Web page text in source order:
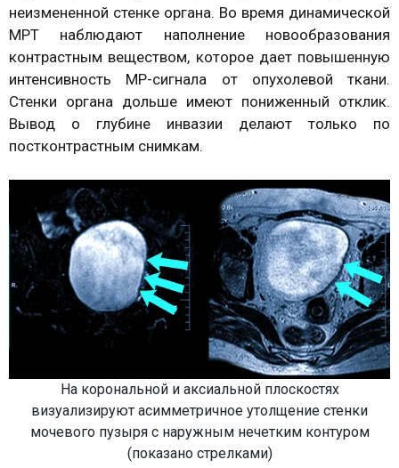
неизмененной стенке органа. Во время динамической
МРТ наблюдают наполнение новообразования
контрастным веществом, которое дает повышенную
интенсивность МР-сигнала от опухолевой ткани.
Стенки органа дольше имеют пониженный отклик.
Вывод о глубине инвазии делают только по
постконтрастным снимкам.
На корональной и аксиальной плоскостях
визуализируют асимметричное утолщение стенки
мочевого пузыря с наружным нечетким контуром
(показано стрелками)